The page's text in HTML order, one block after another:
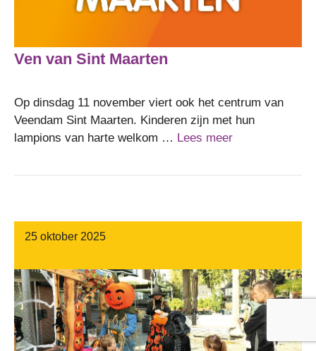
Ven van Sint Maarten
Op dinsdag 11 november viert ook het centrum van
Veendam Sint Maarten. Kinderen zijn met hun
lampions van harte welkom … Lees meer
25 oktober 2025